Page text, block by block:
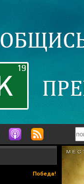
Победа!